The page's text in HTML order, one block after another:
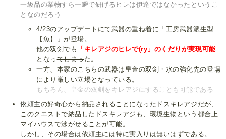
一級品の業物すら一瞬で研げるヒレは伊達ではなかったというこ
となのだろう
4/23のアップデートにて武器の重ね着に「工房武器派生型
【魚】」が登場。
他の双剣でも 「キレアジのヒレで(ry」のくだりが実現可能
となってしまった。
一方、本家のこちらの武器は皇金の双剣・水の強化先の登場
により厳しい立場となっている。
もちろん、皇金の双剣をキレアジにすることも可能である
依頼主の好奇心から納品されることになったドスキレアジだが、
このクエストで納品したドスキレアジも、環境生物という都合上
マイハウスで泳がせることが可能。
しかし、その場合は依頼主には特に実入りは無いはずである。